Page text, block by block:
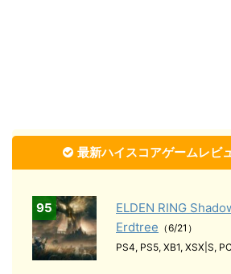
最新ハイスコアゲームレビ
95
ELDEN RING
Erdtree （6/21）
PS4, PS5, XB1, XSX|S, PC